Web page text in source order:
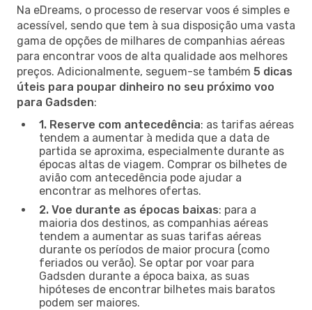
Na eDreams, o processo de reservar voos é simples e
acessível, sendo que tem à sua disposição uma vasta
gama de opções de milhares de companhias aéreas
para encontrar voos de alta qualidade aos melhores
preços. Adicionalmente, seguem-se também 5 dicas
úteis para poupar dinheiro no seu próximo voo
para Gadsden:
1. Reserve com antecedência: as tarifas aéreas
tendem a aumentar à medida que a data de
partida se aproxima, especialmente durante as
épocas altas de viagem. Comprar os bilhetes de
avião com antecedência pode ajudar a
encontrar as melhores ofertas.
2. Voe durante as épocas baixas: para a
maioria dos destinos, as companhias aéreas
tendem a aumentar as suas tarifas aéreas
durante os períodos de maior procura (como
feriados ou verão). Se optar por voar para
Gadsden durante a época baixa, as suas
hipóteses de encontrar bilhetes mais baratos
podem ser maiores.